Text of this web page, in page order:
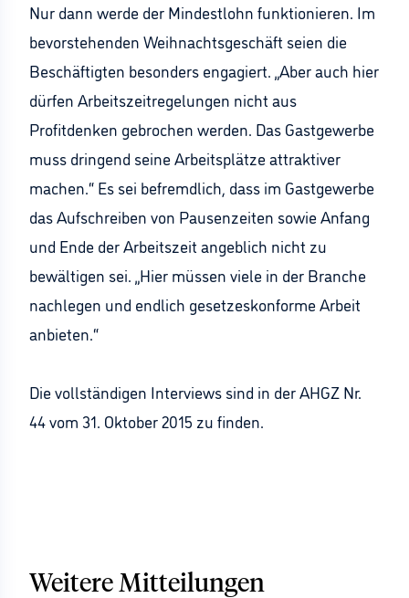
Nur dann werde der Mindestlohn funktionieren. Im
bevorstehenden Weihnachtsgeschäft seien die
Beschäftigten besonders engagiert. „Aber auch hier
dürfen Arbeitszeitregelungen nicht aus
Profitdenken gebrochen werden. Das Gastgewerbe
muss dringend seine Arbeitsplätze attraktiver
machen.“ Es sei befremdlich, dass im Gastgewerbe
das Aufschreiben von Pausenzeiten sowie Anfang
und Ende der Arbeitszeit angeblich nicht zu
bewältigen sei. „Hier müssen viele in der Branche
nachlegen und endlich gesetzeskonforme Arbeit
anbieten.“
Die vollständigen Interviews sind in der AHGZ Nr.
44 vom 31. Oktober 2015 zu finden.
Weitere Mitteilungen